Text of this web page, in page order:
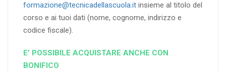
formazione@tecnicadellascuola.it insieme al titolo del
corso e ai tuoi dati (nome, cognome, indirizzo e
codice fiscale).
E’ POSSIBILE ACQUISTARE ANCHE CON
BONIFICO